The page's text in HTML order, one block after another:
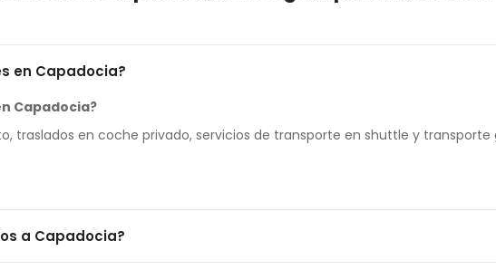
en Capadocia?
Capadocia?
traslados en coche privado, servicios de transporte en shuttle y
a Capadocia?